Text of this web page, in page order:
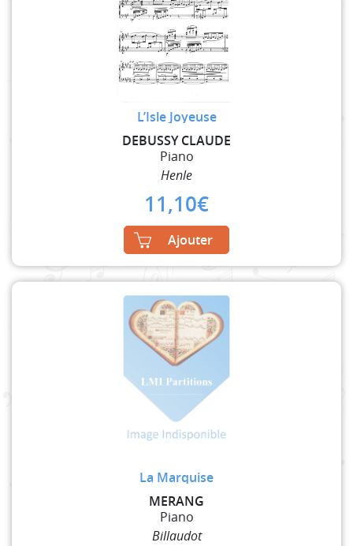
L’Isle Joyeuse
DEBUSSY CLAUDE
Piano
Henle
11,10€
Ajouter
La Marquise
MERANG
Piano
Billaudot